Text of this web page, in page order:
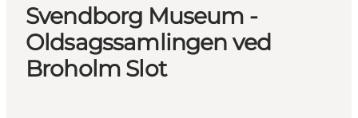
Svendborg Museum -
Oldsagssamlingen ved
Broholm Slot